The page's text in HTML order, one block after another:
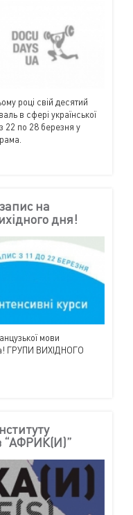
році свій десятий
в сфері української
22 по 28 березня у
на
дня!
мови
ГРУПИ ВИХІДНОГО
“АФРИК(И)”